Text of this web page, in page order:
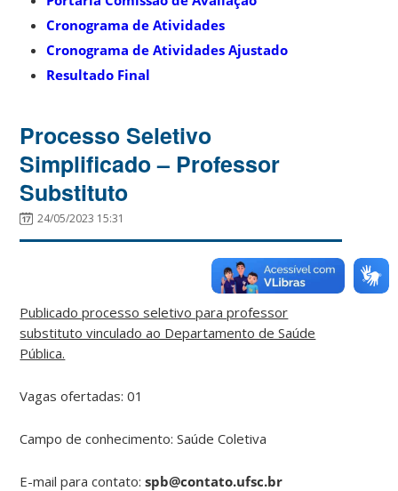
Cronograma de Atividades
Cronograma de Atividades Ajustado
Resultado Final
Processo Seletivo
Simplificado – Professor
Substituto
24/05/2023 15:31
Publicado processo seletivo para professor
substituto vinculado ao Departamento de Saúde
Pública.
Vagas ofertadas: 01
Campo de conhecimento: Saúde Coletiva
E-mail para contato:spb@contato.ufsc.br